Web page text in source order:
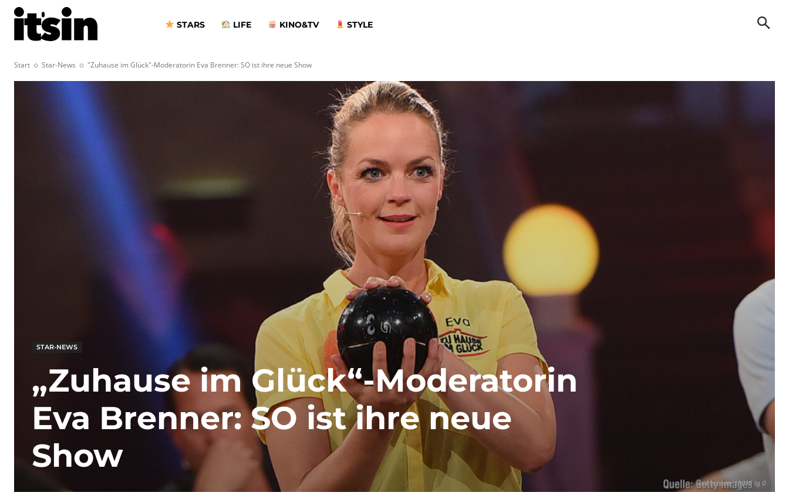
STARS LIFE KINO&TV STYLE
Start Star-News "Zuhause im Glück"-Moderatorin Eva Brenner: SO ist ihre neue Show
eva brenner 13015 lg 0
STAR-NEWS
„Zuhause im Glück“-Moderatorin
Eva Brenner: SO ist ihre neue
Show